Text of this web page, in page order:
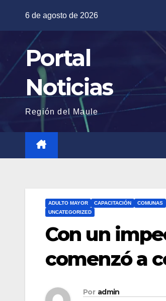
contenido
6 de agosto de 2026
Portal
Noticias
Región del Maule
ADULTO MAYOR CAPACITACIÓN COMUNAS
UNCATEGORIZED
Con un
comenzó a
Por admin